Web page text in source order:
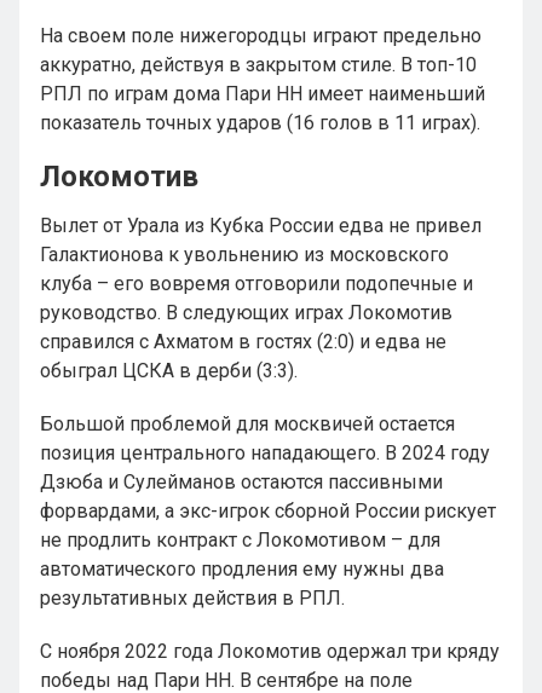
На своем поле нижегородцы играют предельно
аккуратно, действуя в закрытом стиле. В топ-10
РПЛ по играм дома Пари НН имеет наименьший
показатель точных ударов (16 голов в 11 играх).
Локомотив
Вылет от Урала из Кубка России едва не привел
Галактионова к увольнению из московского
клуба – его вовремя отговорили подопечные и
руководство. В следующих играх Локомотив
справился с Ахматом в гостях (2:0) и едва не
обыграл ЦСКА в дерби (3:3).
Большой проблемой для москвичей остается
позиция центрального нападающего. В 2024 году
Дзюба и Сулейманов остаются пассивными
форвардами, а экс-игрок сборной России рискует
не продлить контракт с Локомотивом – для
автоматического продления ему нужны два
результативных действия в РПЛ.
С ноября 2022 года Локомотив одержал три кряду
победы над Пари НН. В сентябре на поле